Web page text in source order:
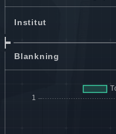
Institut
Blankning